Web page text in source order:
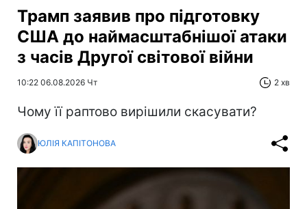
Трамп заявив про підготовку
США до наймасштабнішої атаки
з часів Другої світової війни
10:22 06.08.2026 Чт 2 хв
Чому її раптово вирішили скасувати?
ЮЛІЯ КАПІТОНОВА